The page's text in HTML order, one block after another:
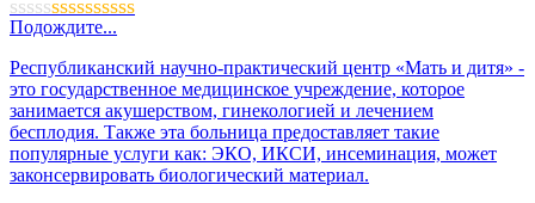
Подождите...
Республиканский научно-практический центр «Мать и дитя» -
это государственное медицинское учреждение, которое
занимается акушерством, гинекологией и лечением
бесплодия. Также эта больница предоставляет такие
популярные услуги как: ЭКО, ИКСИ, инсеминация, может
законсервировать биологический материал.